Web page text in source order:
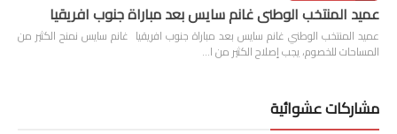
عميد المنتخب الوطني غانم سايس بعد مباراة جنوب افريقيا
عميد المنتخب الوطني غانم سايس بعد مباراة جنوب افريقيا غانم سايس نمنح الكثير من
المساحات للخصوم، يجب إصلاح الكثير من ا…
مشاركات عشوائية